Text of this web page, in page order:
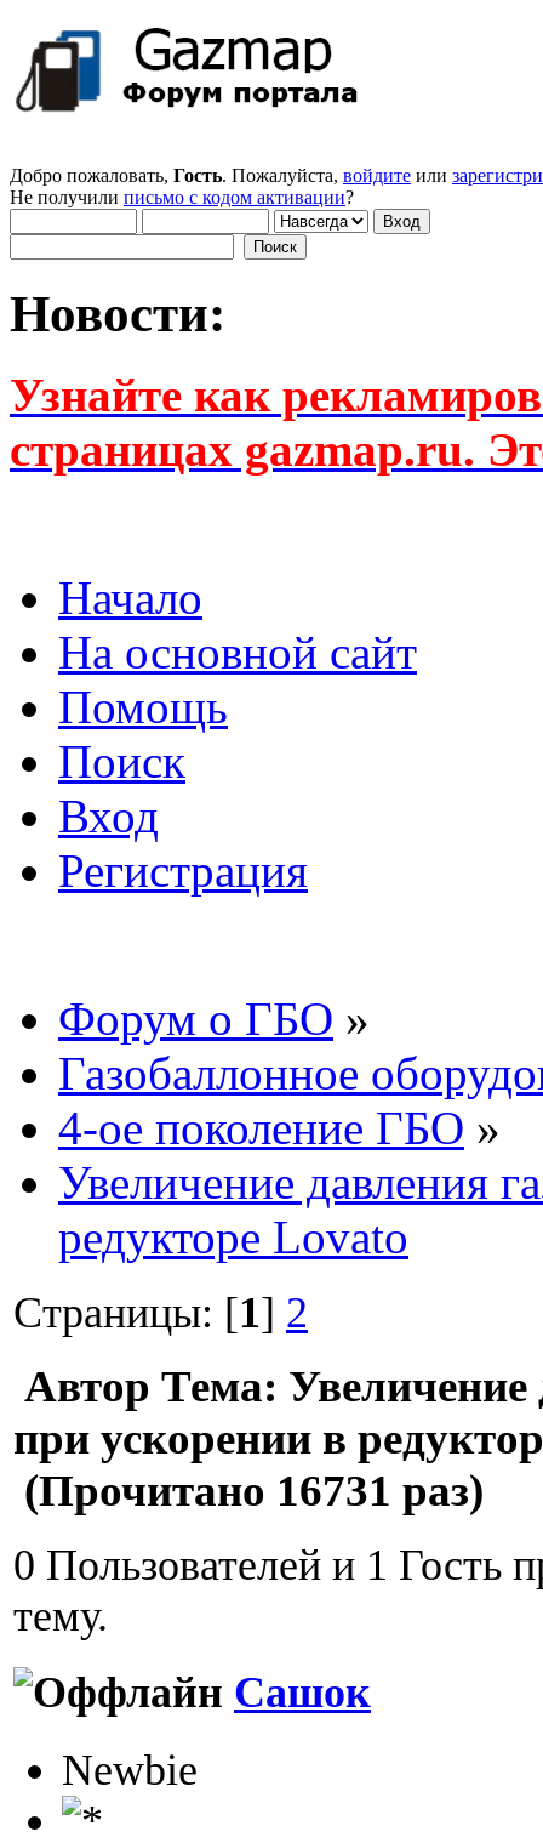
Добро пожаловать, Гость. Пожалуйста, войдите или
Не получили письмо с кодом активации?
Новости:
Узнайте как
страницах gazmap.ru.
Начало
На основной сайт
Помощь
Поиск
Вход
Регистрация
Форум о ГБО »
Газобаллонное
4-ое поколение ГБО »
Увеличение давления
редукторе Lovato
Страницы: [1] 2
Автор Тема: Увеличение
при ускорении в
(Прочитано 16731 раз)
0 Пользователей и 1 Гость
тему.
Сашок
Newbie